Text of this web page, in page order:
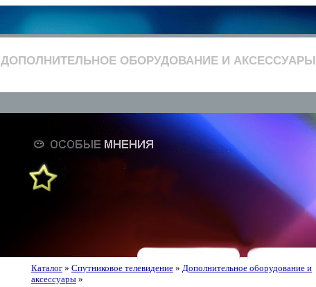
ДОПОЛНИТЕЛЬНОЕ ОБОРУДОВАНИЕ И АКСЕССУАРЫ
Каталог » Спутниковое телевидение » Дополнительное оборудование и
аксессуары »